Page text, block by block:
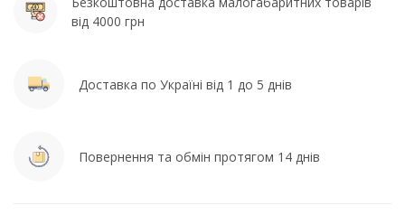
від 4000 грн
Доставка по Україні від 1 до 5 днів
Повернення та обмін протягом 14 днів